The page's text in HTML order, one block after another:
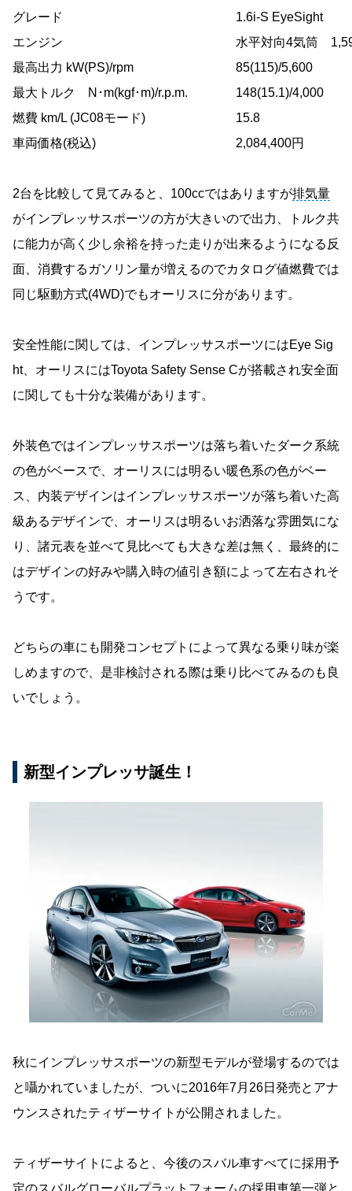
グレード
1.6i-S EyeSight
エンジン
水平対向4気筒
最高出力 kW(PS)/rpm
85(115)/5,600
最大トルク N･m(kgf･m)/r.p.m.
148(15.1)/4,000
燃費 km/L (JC08モード)
15.8
車両価格(税込)
2,084,400円
2台を比較して見てみると、100ccではありますが排気量
がインプレッサスポーツの方が大きいので出力、トルク共
に能力が高く少し余裕を持った走りが出来るようになる反
面、消費するガソリン量が増えるのでカタログ値燃費では
同じ駆動方式(4WD)でもオーリスに分があります。
安全性能に関しては、インプレッサスポーツにはEye Sig
ht、オーリスにはToyota Safety Sense Cが搭載され安全面
に関しても十分な装備があります。
外装色ではインプレッサスポーツは落ち着いたダーク系統
の色がベースで、オーリスには明るい暖色系の色がベー
ス、内装デザインはインプレッサスポーツが落ち着いた高
級あるデザインで、オーリスは明るいお洒落な雰囲気にな
り、諸元表を並べて見比べても大きな差は無く、最終的に
はデザインの好みや購入時の値引き額によって左右されそ
うです。
どちらの車にも開発コンセプトによって異なる乗り味が楽
しめますので、是非検討される際は乗り比べてみるのも良
いでしょう。
新型インプレッサ誕生！
秋にインプレッサスポーツの新型モデルが登場するのでは
と囁かれていましたが、ついに2016年7月26日発売とアナ
ウンスされたティザーサイトが公開されました。
ティザーサイトによると、今後のスバル車すべてに採用予
定のスバルグローバルプラットフォームの採用車第一弾と